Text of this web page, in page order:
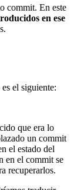
commit. En este
en ese
el siguiente:
que era lo
un commit
el estado del
en el commit se
recuperarlos.